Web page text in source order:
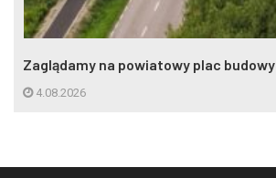
Zaglądamy na powiatowy plac budowy
4.08.2026